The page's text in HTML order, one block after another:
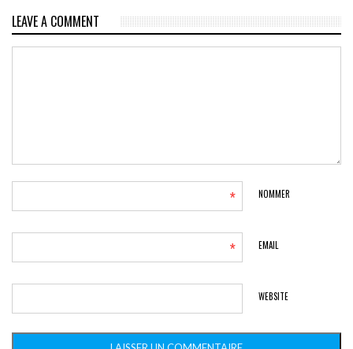
nouvelle
fenêtre)
nouvelle
fenêtre)
une
nouvelle
fenêtre)
LEAVE A COMMENT
NOMMER
*
EMAIL
*
WEBSITE